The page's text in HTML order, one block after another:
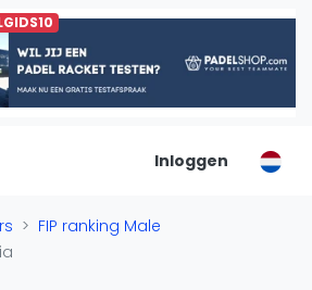
Inloggen
FIP ranking Male